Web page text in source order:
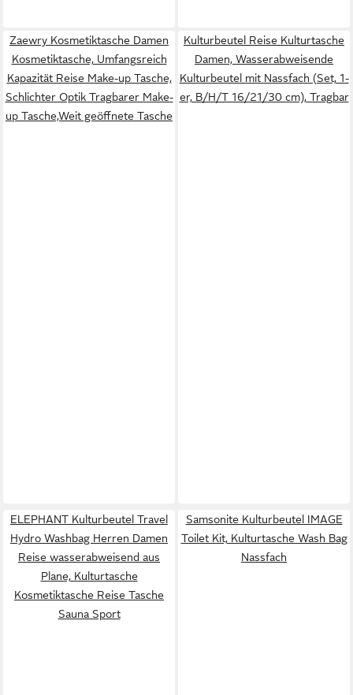
Zaewry Kosmetiktasche Damen
Kosmetiktasche, Umfangsreich
Kapazität Reise Make-up Tasche,
Schlichter Optik Tragbarer Make-
up Tasche,Weit geöffnete Tasche
Kulturbeutel Reise Kulturtasche
Damen, Wasserabweisende
Kulturbeutel mit Nassfach (Set, 1-
er, B/H/T 16/21/30 cm), Tragbar
ELEPHANT Kulturbeutel Travel
Hydro Washbag Herren Damen
Reise wasserabweisend aus
Plane, Kulturtasche
Kosmetiktasche Reise Tasche
Sauna Sport
Samsonite Kulturbeutel IMAGE
Toilet Kit, Kulturtasche Wash Bag
Nassfach